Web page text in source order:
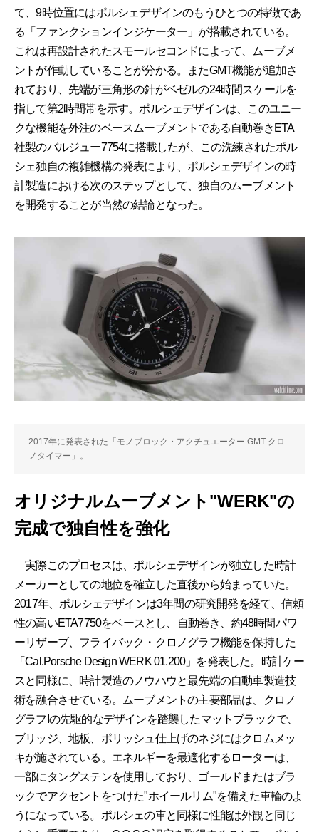
て、9時位置にはポルシェデザインのもうひとつの特徴であ
る「ファンクションインジケーター」が搭載されている。
これは再設計されたスモールセコンドによって、ムーブメ
ントが作動していることが分かる。またGMT機能が追加さ
れており、先端が三角形の針がベゼルの24時間スケールを
指して第2時間帯を示す。ポルシェデザインは、このユニー
クな機能を外注のベースムーブメントである自動巻きETA
社製のバルジュー7754に搭載したが、この洗練されたポル
シェ独自の複雑機構の発表により、ポルシェデザインの時
計製造における次のステップとして、独自のムーブメント
を開発することが当然の結論となった。
2017年に発表された「モノブロック・アクチュエーター GMT クロ
ノタイマー」。
オリジナルムーブメント"WERK"の
完成で独自性を強化
実際このプロセスは、ポルシェデザインが独立した時計
メーカーとしての地位を確立した直後から始まっていた。
2017年、ポルシェデザインは3年間の研究開発を経て、信頼
性の高いETA7750をベースとし、自動巻き、約48時間パワ
ーリザーブ、フライバック・クロノグラフ機能を保持した
「Cal.Porsche Design WERK 01.200」を発表した。時計ケー
スと同様に、時計製造のノウハウと最先端の自動車製造技
術を融合させている。ムーブメントの主要部品は、クロノ
グラフIの先駆的なデザインを踏襲したマットブラックで、
ブリッジ、地板、ポリッシュ仕上げのネジにはクロムメッ
キが施されている。エネルギーを最適化するローターは、
一部にタングステンを使用しており、ゴールドまたはブラ
ックでアクセントをつけた"ホイールリム"を備えた車輪のよ
うになっている。ポルシェの車と同様に性能は外観と同じ